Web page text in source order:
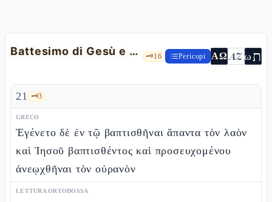
Battesimo di Gesù e genealogia 🗝️16 Pericopi ΑΩ AZωת
21 🗝️3
GRECO
Ἐγένετο δὲ ἐν τῷ βαπτισθῆναι ἅπαντα τὸν λαὸν
καὶ Ἰησοῦ βαπτισθέντος καὶ προσευχομένου
ἀνεῳχθῆναι τὸν οὐρανὸν
LETTURA ORTODOSSA